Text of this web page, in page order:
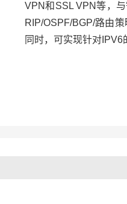
VPN和SSL VPN等，
RIP/OSPF/BGP/路由
同时，可实现针对IPV6